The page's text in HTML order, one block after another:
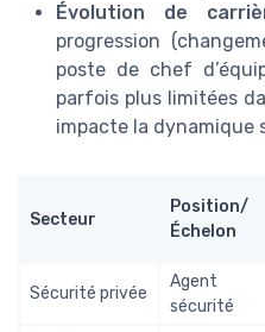
Évolution de
progression
poste de chef
parfois plus limitées
impacte la dynamique
Secteur
Position/
Échelon
Sécurité privée
Agent
sécurité